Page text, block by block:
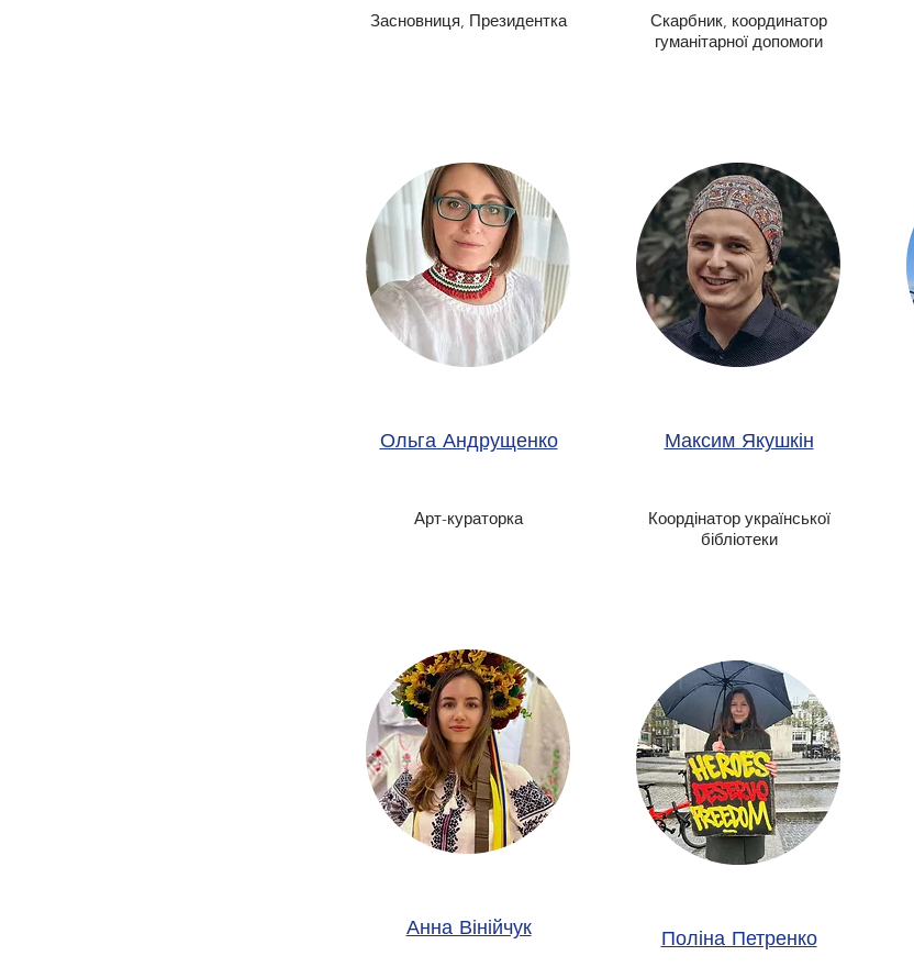
Засновниця, Президентка
Ольга Андрущенко
Арт-кураторка
Анна Вінійчук
Скарбник, координатор
гуманітарної допомоги
Максим Якушкін
Коордінатор української
бібліотеки
Поліна Петренко